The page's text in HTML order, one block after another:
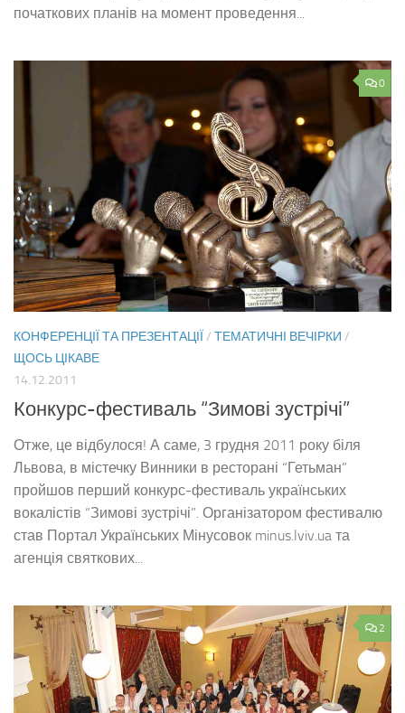
початкових планів на момент проведення...
0
КОНФЕРЕНЦІЇ ТА ПРЕЗЕНТАЦІЇ / ТЕМАТИЧНІ ВЕЧІРКИ /
ЩОСЬ ЦІКАВЕ
14.12.2011
Конкурс-фестиваль “Зимові зустрічі”
Отже, це відбулося! А саме, 3 грудня 2011 року біля
Львова, в містечку Винники в ресторані “Гетьман”
пройшов перший конкурс-фестиваль українських
вокалістів “Зимові зустрічі”. Організатором фестивалю
став Портал Українських Мінусовок minus.lviv.ua та
агенція святкових...
2